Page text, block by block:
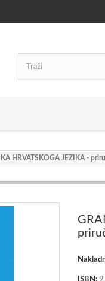
HRVATSKOGA JEZIKA -